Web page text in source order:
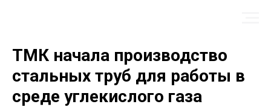
ТМК начала производство
стальных труб для работы в
среде углекислого газа